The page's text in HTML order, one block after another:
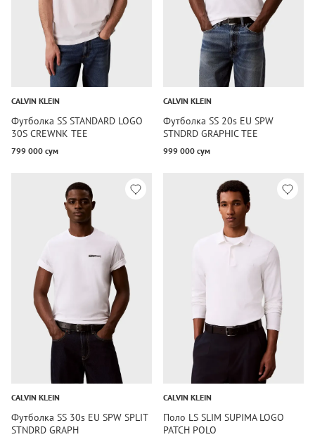
CALVIN KLEIN
Футболка SS STANDARD LOGO
30S CREWNK TEE
799 000 сум
CALVIN KLEIN
Футболка SS 20s EU SPW
STNDRD GRAPHIC TEE
999 000 сум
CALVIN KLEIN
Футболка SS 30s EU SPW SPLIT
STNDRD GRAPH
CALVIN KLEIN
Поло LS SLIM SUPIMA LOGO
PATCH POLO